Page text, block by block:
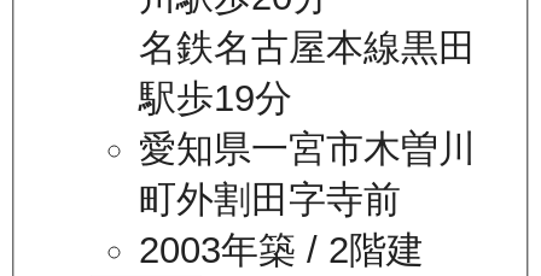
名鉄名古屋本線黒田
駅歩19分
愛知県一宮市木曽川
町外割田字寺前
2003年築 / 2階建